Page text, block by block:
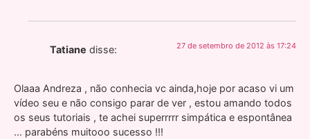
Tatiane disse: 27 de setembro de 2012 às 17:24
Olaaa Andreza , não conhecia vc ainda,hoje por acaso vi um
vídeo seu e não consigo parar de ver , estou amando todos
os seus tutoriais , te achei superrrrr simpática e espontânea
… parabéns muitooo sucesso !!!